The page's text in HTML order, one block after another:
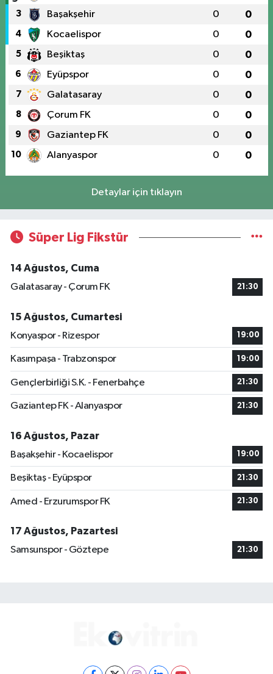
3 Başakşehir 0 0
4 Kocaelispor 0 0
5 Beşiktaş 0 0
6 Eyüpspor 0 0
7 Galatasaray 0 0
8 Çorum FK 0 0
9 Gaziantep FK 0 0
10 Alanyaspor 0 0
Detaylar için tıklayın
Süper Lig Fikstür
14 Ağustos, Cuma
Galatasaray - Çorum FK
21:30
15 Ağustos, Cumartesi
Konyaspor - Rizespor
19:00
Kasımpaşa - Trabzonspor 19:00
Gençlerbirliği S.K. - Fenerbahçe 21:30
Gaziantep FK - Alanyaspor 21:30
16 Ağustos, Pazar
Başakşehir - Kocaelispor
19:00
Beşiktaş - Eyüpspor 21:30
Amed - Erzurumspor FK 21:30
17 Ağustos, Pazartesi
Samsunspor - Göztepe
21:30